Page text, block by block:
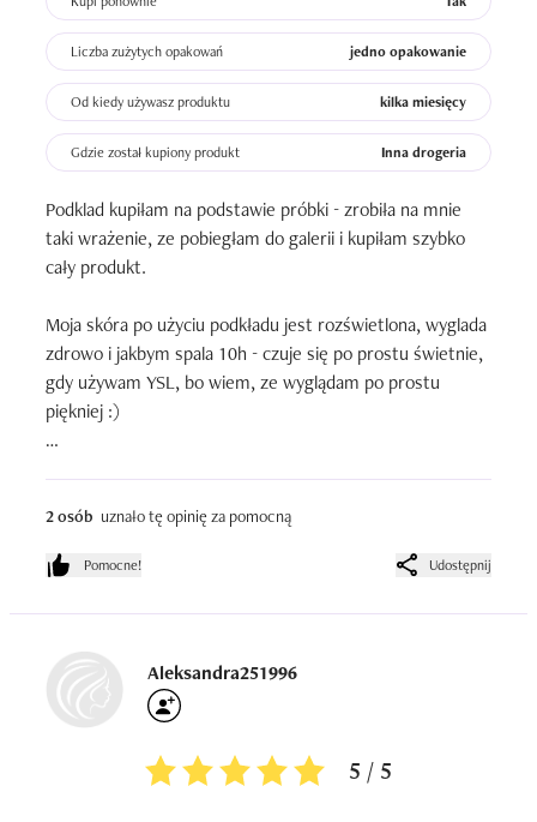
Liczba zużytych opakowań jedno opakowanie
Od kiedy używasz produktu kilka miesięcy
Gdzie został kupiony produkt Inna drogeria
Podklad kupiłam na podstawie próbki - zrobiła na mnie
taki wrażenie, ze pobiegłam do galerii i kupiłam szybko
cały produkt.
Moja skóra po użyciu podkładu jest rozświetlona, wyglada
zdrowo i jakbym spala 10h - czuje się po prostu świetnie,
gdy używam YSL, bo wiem, ze wyglądam po prostu
piękniej :)
Opakowanie jest piękne - ciężkie szkło i złote elementy,
minimalistyczny design - uważam, ze każda kobieta
powinna spróbować tego podkładu, bo sprawi on, ze
2 osób uznało tę opinię za pomocną
Pomocne! Udostępnij
Aleksandra251996
5 / 5